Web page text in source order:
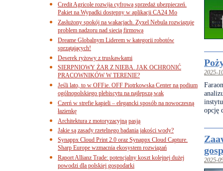
2025-
opcję
2025-
Credit Agricole rozwija cyfrową sprzedaż ubezpieczeń.
Pakiet na Wypadki dostępny w aplikacji CA24 Mo
Zasłużony spokój na wakacjach. Zyxel Nebula rozwiązuje
problem nadzoru nad siecią firmową
Dreame Globalnym Liderem w kategorii robotów
sprzątających!
Deserek ryżowy z truskawkami
SIERPNIOWY ŻAR Z NIEBA. JAK OCHRONIĆ
PRACOWNIKÓW W TERENIE?
Jeśli lato, to w OFFie. OFF Piotrkowska Center na podium
ogólnopolskiego plebiscytu na najlepszą wak
Czerń w strefie kąpieli – elegancki sposób na nowoczesną
łazienkę
Architektura z motoryzacyjną pasją
Jakie są zasady rzetelnego badania jakości wody?
Synappx Cloud Print 2.0 oraz Synappx Cloud Capture.
Sharp Europe wzmacnia ekosystem rozwiązań
Raport Allianz Trade: potencjalny koszt kolejnej dużej
powodzi dla polskiej gospodarki